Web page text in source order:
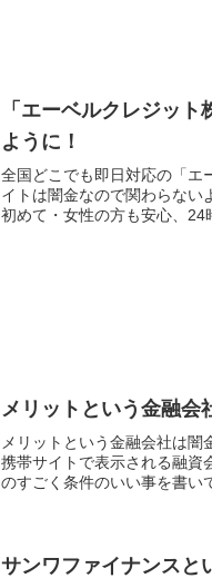
「エーベルクレジッ
ように！
全国どこでも即日対応の「エ
イトは闇金なので関わらない
初めて・女性の方も安心、24
メリットという金融会
メリットという金融会社は
携帯サイトで表示される融資
のすごく条件のいい事を書い
サンワファイナンスと